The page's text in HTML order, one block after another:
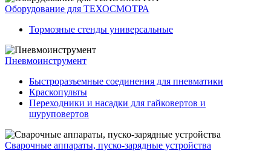
Оборудование для ТЕХОСМОТРА
Тормозные стенды универсальные
Пневмоинструмент
Быстроразъемные соединения для пневматики
Краскопульты
Переходники и насадки для гайковертов и
шуруповертов
Сварочные аппараты, пуско-зарядные устройства